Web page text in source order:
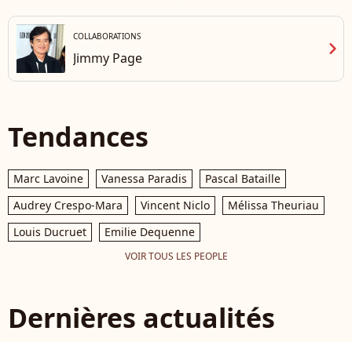
COLLABORATIONS
Jimmy Page chevron_right
Tendances
Marc Lavoine Vanessa Paradis
Pascal Bataille
Audrey Crespo-Mara
Vincent Niclo
Mélissa Theuriau
Louis Ducruet
Emilie Dequenne
VOIR TOUS LES PEOPLE
Dernières actualités